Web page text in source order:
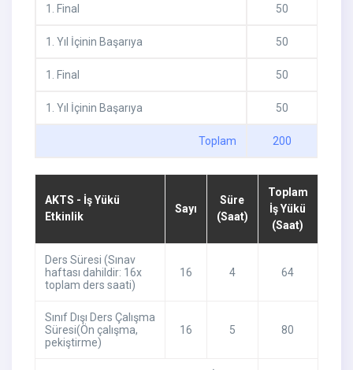
1 . Final 50
1 . Yıl İçinin Başarıya 50
1 . Final 50
1 . Yıl İçinin Başarıya 50
Toplam 200
AKTS - İş Yükü
Etkinlik
Sayı
Süre
(Saat)
Toplam
İş Yükü
(Saat)
Ders Süresi (Sınav
haftası dahildir: 16x
toplam ders saati)
16 4 64
Sınıf Dışı Ders Çalışma
Süresi(Ön çalışma,
pekiştirme)
16 5 80